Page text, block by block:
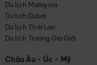
Du lịch Malaysia
Du lịch Dubai
Du lịch Thái Lan
Du lịch Trương Gia Giới
Châu Âu - Úc - Mỹ